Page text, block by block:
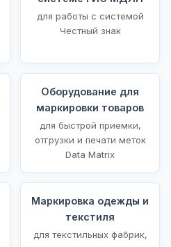
для работы с системой
Честный знак
Оборудование для
маркировки товаров
для быстрой приемки,
отгрузки и печати меток
Data Matrix
Маркировка одежды и
текстиля
для текстильных фабрик,